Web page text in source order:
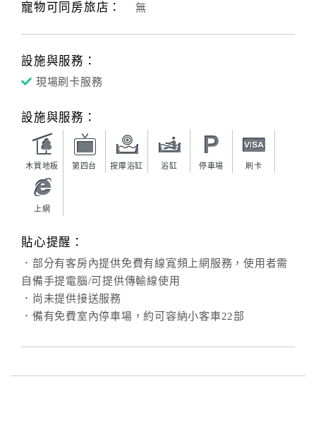
款
合
店
合
作
商
作
寵物可同房旅店： 無
設施與服務：
現場刷卡服務
設施與服務：
木質地板 第四台 按摩浴缸 浴缸 停車場 刷卡
上網
貼心提醒：
．部分有客房內提供免費有線寬頻上網服務，使用者需
自備手提電腦/可提供傳輸線使用
．尚未提供接送服務
．備有免費室內停車場，約可容納小客車22部